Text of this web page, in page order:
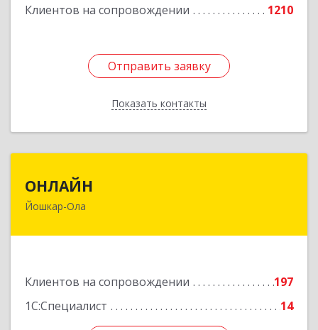
Клиентов на сопровождении 1210
Отправить заявку
Показать контакты
Отправить заявку
Назад
ОНЛАЙН
Йошкар-Ола
Клиентов на сопровождении
197
1С:Специалист
14
424000, Марий Эл Респ, Йошкар-Ола г,